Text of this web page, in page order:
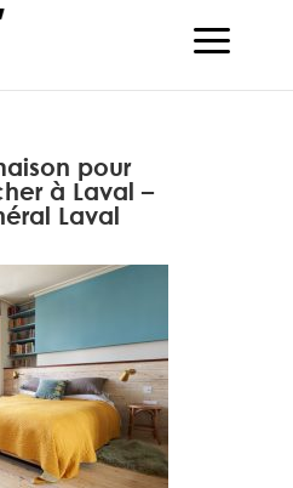
pour
à Laval –
Laval